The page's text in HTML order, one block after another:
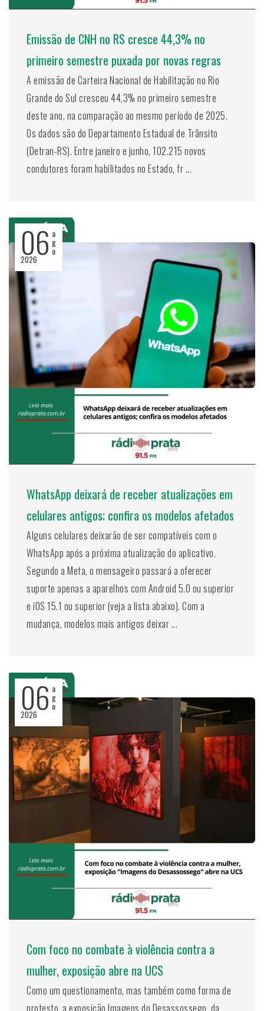
Emissão de CNH no RS cresce 44,3% no
primeiro semestre puxada por novas regras
A emissão de Carteira Nacional de Habilitação no Rio
Grande do Sul cresceu 44,3% no primeiro semestre
deste ano, na comparação ao mesmo período de 2025.
Os dados são do Departamento Estadual de Trânsito
(Detran-RS). Entre janeiro e junho, 102.215 novos
condutores foram habilitados no Estado, fr ...
06 a
g
o
2026
WhatsApp deixará de receber atualizações em
celulares antigos; confira os modelos afetados
Alguns celulares deixarão de ser compatíveis com o
WhatsApp após a próxima atualização do aplicativo.
Segundo a Meta, o mensageiro passará a oferecer
suporte apenas a aparelhos com Android 5.0 ou superior
e iOS 15.1 ou superior (veja a lista abaixo). Com a
mudança, modelos mais antigos deixar ...
06 a
g
o
2026
Com foco no combate à violência contra a
mulher, exposição abre na UCS
Como um questionamento, mas também como forma de